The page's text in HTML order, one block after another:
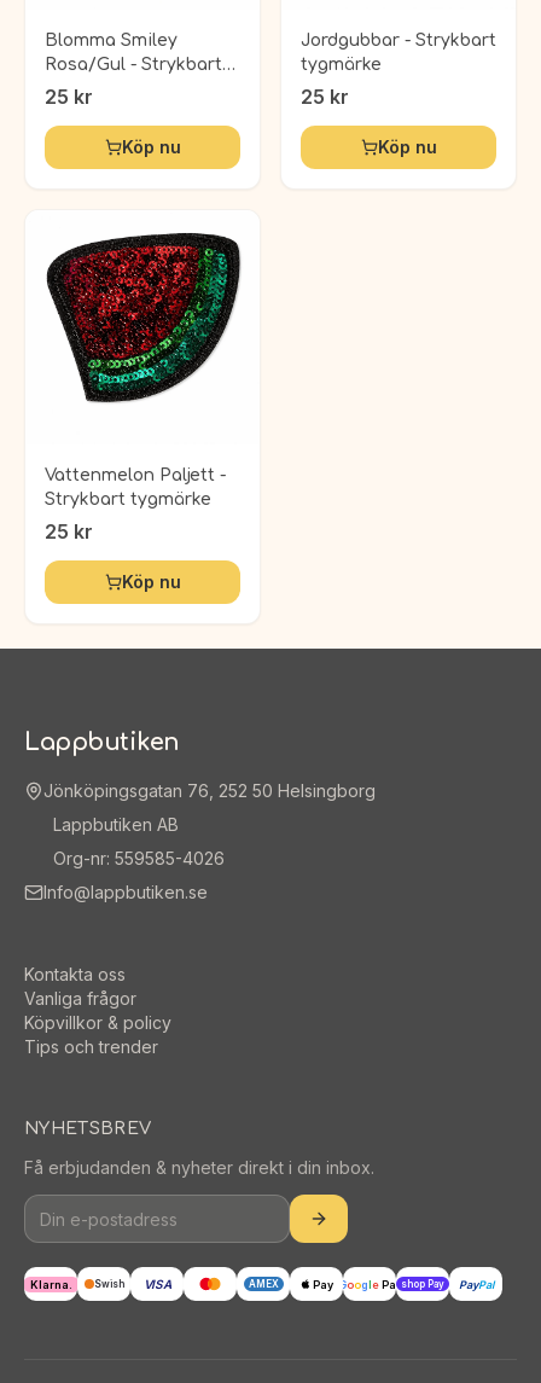
Blomma Smiley
Rosa/Gul - Strykbart
tygmärke
25 kr
Köp nu
Jordgubbar - Strykbart
tygmärke
25 kr
Köp nu
Vattenmelon Paljett -
Strykbart tygmärke
25 kr
Köp nu
Lappbutiken
Jönköpingsgatan 76, 252 50 Helsingborg
Lappbutiken AB
Org-nr: 559585-4026
Info@lappbutiken.se
Kontakta oss
Vanliga frågor
Köpvillkor & policy
Tips och trender
NYHETSBREV
Få erbjudanden & nyheter direkt i din inbox.
Klarna. Swish VISA AMEX Pay Google Pay shop Pay PayPal